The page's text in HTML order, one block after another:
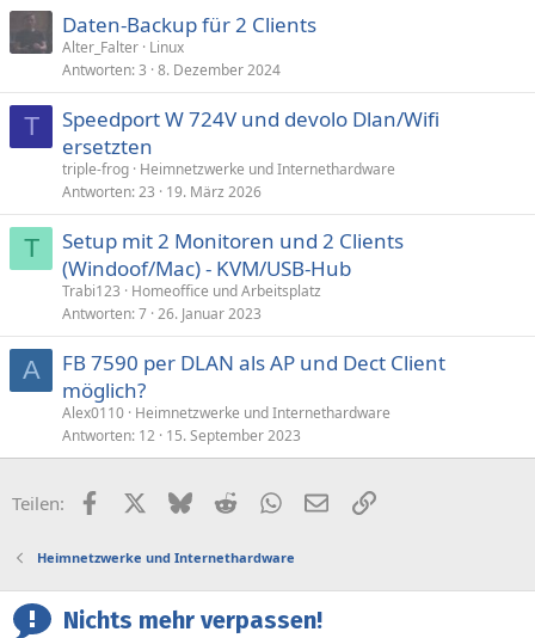
Daten-Backup für 2 Clients
Alter_Falter Linux
Antworten 3 8. Dezember 2024
T
Speedport W 724V und devolo Dlan/Wifi
ersetzten
triple-frog Heimnetzwerke und Internethardware
Antworten 23 19. März 2026
T
Setup mit 2 Monitoren und 2 Clients
(Windoof/Mac) - KVM/USB-Hub
Trabi123
Homeoffice und Arbeitsplatz
Antworten 7 26. Januar 2023
A
FB 7590 per DLAN als AP und Dect Client
möglich?
Alex0110 Heimnetzwerke und Internethardware
Antworten 12 15. September 2023
Teilen: FacebookX (Twitter)
BlueskyRedditWhatsApp
E-MailLink
Heimnetzwerke und Internethardware
Nichts mehr verpassen!